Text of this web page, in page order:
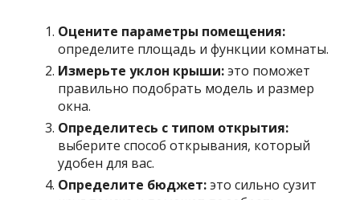
Оцените параметры помещения:
определите площадь и функции комнаты.
Измерьте уклон крыши:это поможет
правильно подобрать модель и размер
окна.
Определитесь с типом открытия:
выберите способ открывания, который
удобен для вас.
Определите бюджет:это сильно сузит